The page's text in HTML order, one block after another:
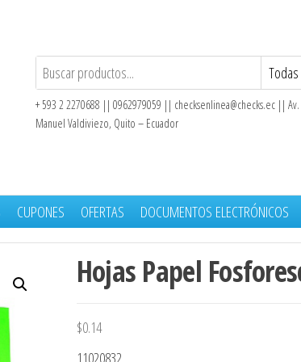
+ 593 2 2270688 || 0962979059 || checksenlinea@checks.ec ||
Manuel Valdiviezo, Quito – Ecuador
CUPONES OFERTAS DOCUMENTOS ELECTRÓNICOS
Hojas Papel
$0.14
11020832